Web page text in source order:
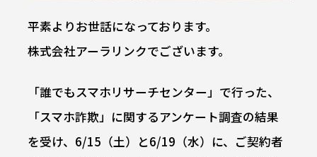
平素よりお世話になっております。
株式会社アーラリンクでございます。
「誰でもスマホリサーチセンター」で行った、
「スマホ詐欺」に関するアンケート調査の結果
を受け、6/15（土）と6/19（水）に、ご契約者